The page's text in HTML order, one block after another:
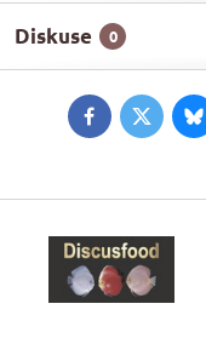
Diskuse 0
FacebookTwitter